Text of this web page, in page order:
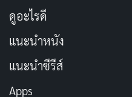
รับชุดเกราะที่มีความสามา
ของเขาให้กลายเป็นซูเปอร์ฮี
ในขณะที่ Jaime เรียนรู้ที่จะ
ต้องเผชิญหน้ากับ Victoria
ดูอะไรดี
แนะนำหนัง
แนะนำซีรีส์
Apps